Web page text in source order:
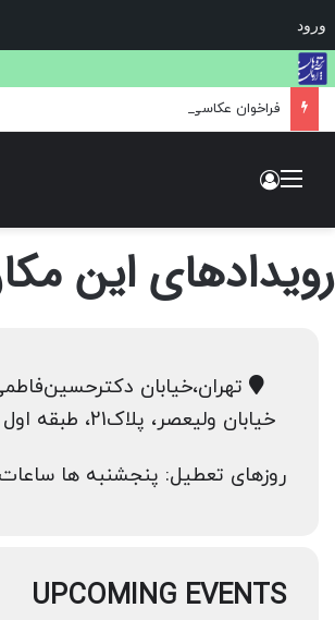
ورود
فراخوان عکاسی GLANZLICHTER
منو
رویدادهای این
تهران،خیابان
خیابان‌ ولیعصر، پلاک‌21، طبقه اول
روزهای تعطیل: پنجشنبه ها ساعات کار:
UPCOMING EVENTS